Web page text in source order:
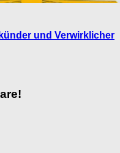
und Verwirklicher